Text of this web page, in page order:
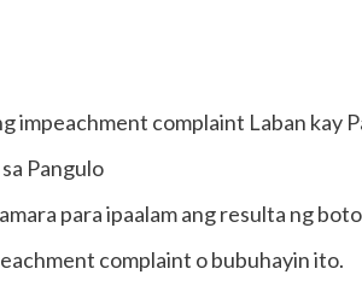
impeachment complaint Laban kay
Pangulo
para ipaalam ang resulta ng
complaint o bubuhayin ito.